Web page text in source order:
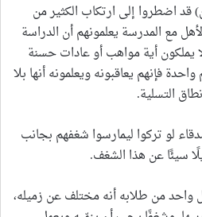
قد اضطروا إلى ارتكاب الكثير من
مع المدرسة يعلمونهم أن الدراسة
أية مواهب أو عادات حسنة
فإنهم يعاقبونه ويعلمونه أنها بلا
التسلية.
لو تركوا ليمارسوا شغفهم بجانب
سيئًا عن هذا الشغف.
واحد من طلابه أنه مختلف عن زميله،